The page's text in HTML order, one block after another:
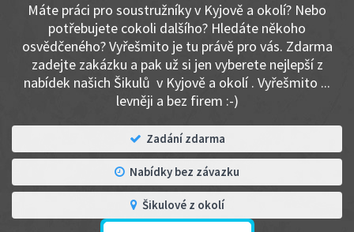
Máte práci pro soustružníky v Kyjově a okolí? Nebo
potřebujete cokoli dalšího? Hledáte někoho
osvědčeného? Vyřešmito je tu právě pro vás. Zdarma
zadejte zakázku a pak už si jen vyberete nejlepší z
nabídek našich Šikulů v Kyjově a okolí . Vyřešmito ...
levněji a bez firem :-)
Zadání zdarma
Nabídky bez závazku
Šikulové z okolí